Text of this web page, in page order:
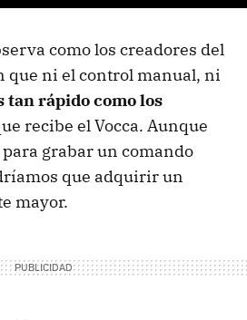
como los creadores del
que ni el control manual, ni
tan rápido como los
recibe el Vocca. Aunque
grabar un comando
que adquirir un
mayor.